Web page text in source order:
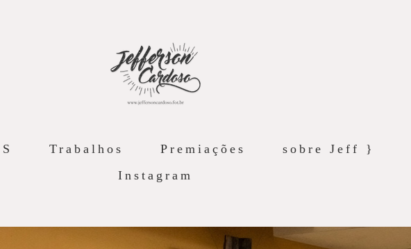
Trabalhos Premiações sobre Jeff }
Instagram